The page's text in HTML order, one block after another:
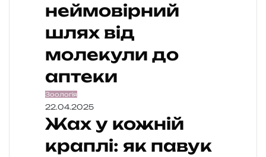
неймовірний
шлях від
молекули до
аптеки
Зоологія
22.04.2025
Жах у кожній
краплі: як павук